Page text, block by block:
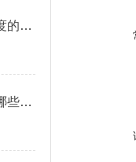
氮氧化物检测仪能够检测低浓度的氮氧化物，满足严格的环保标准
氮氧化物检测仪选择时需考虑哪些因素？